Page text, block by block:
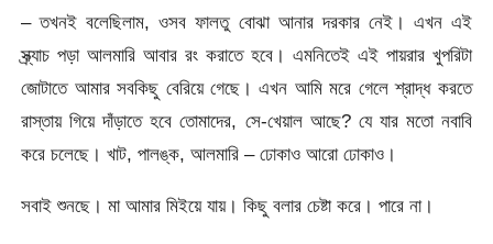
– তখনই বলেছিলাম, ওসব ফালতু বোঝা আনার দরকার নেই। এখন এই
স্ক্র্যাচ পড়া আলমারি আবার রং করাতে হবে। এমনিতেই এই পায়রার খুপরিটা
জোটাতে আমার সবকিছু বেরিয়ে গেছে। এখন আমি মরে গেলে শ্রাদ্ধ করতে
রাস্তায় গিয়ে দাঁড়াতে হবে তোমাদের, সে-খেয়াল আছে? যে যার মতো নবাবি
করে চলেছে। খাট, পালঙ্ক, আলমারি – ঢোকাও আরো ঢোকাও।
সবাই শুনছে। মা আমার মিইয়ে যায়। কিছু বলার চেষ্টা করে। পারে না।